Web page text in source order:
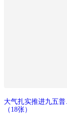
大气
（18张）